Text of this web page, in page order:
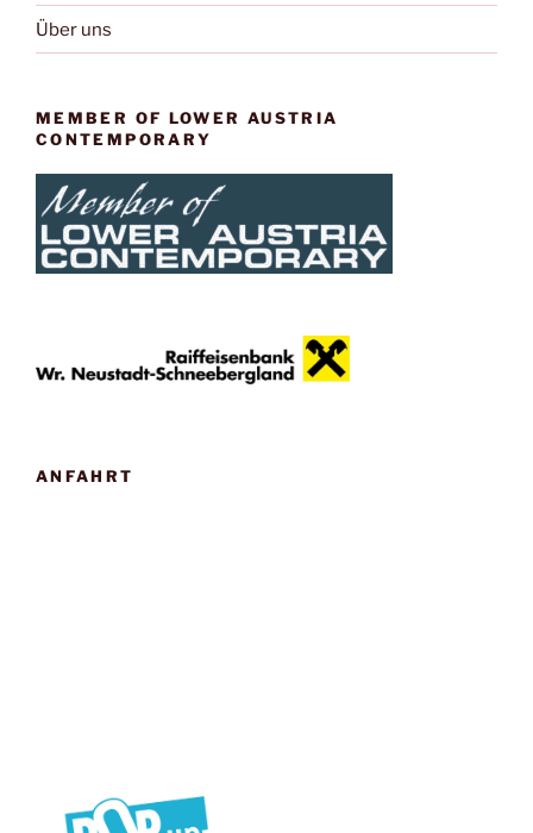
Über uns
MEMBER OF LOWER AUSTRIA
CONTEMPORARY
ANFAHRT